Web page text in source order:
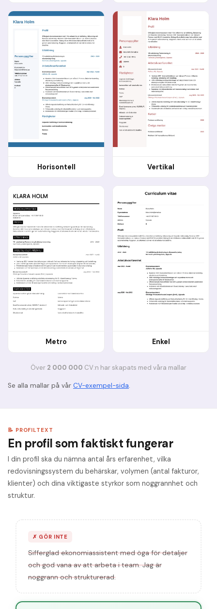
Horisontell Vertikal
Metro Enkel
Över 2 000 000 CV:n har skapats med våra mallar
Se alla mallar på vår CV-exempel-sida.
📝 PROFILTEXT
En profil som faktiskt fungerar
I din profil ska du nämna antal års erfarenhet, vilka
redovisningssystem du behärskar, volymen (antal fakturor,
klienter) och dina viktigaste styrkor som noggrannhet och
struktur.
✗ GÖR INTE
Sifferglad ekonomiassistent med öga för detaljer
och god vana av att arbeta i team. Jag är
noggrann och strukturerad.